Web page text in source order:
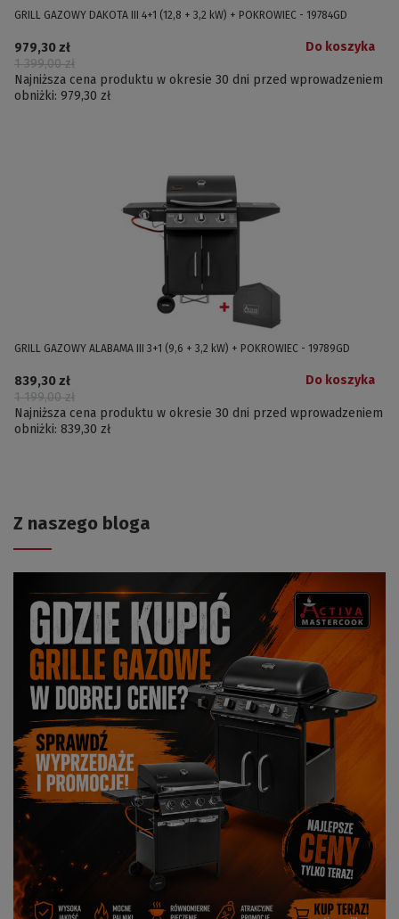
GRILL GAZOWY DAKOTA III 4+1 (12,8 + 3,2 kW) + POKROWIEC - 19784GD
979,30 zł
1 399,00 zł
Najniższa cena produktu w okresie 30 dni przed wprowadzeniem
obniżki: 979,30 zł
Do koszyka
GRILL GAZOWY ALABAMA III 3+1 (9,6 + 3,2 kW) + POKROWIEC - 19789GD
839,30 zł
1 199,00 zł
Najniższa cena produktu w okresie 30 dni przed wprowadzeniem
obniżki: 839,30 zł
Do koszyka
Z naszego bloga